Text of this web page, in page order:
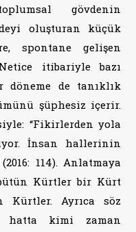
gövdenin
oluşturan küçük
spontane gelişen
itibariyle bazı
döneme de tanıklık
şüphesiz içerir.
“Fikirlerden yola
İnsan hallerinin
114). Anlatmaya
bütün Kürtler bir Kürt
Ayrıca söz
hatta kimi zaman